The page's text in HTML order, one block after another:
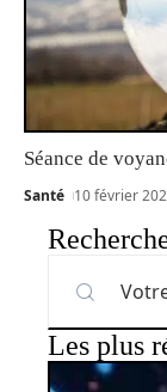
Séance de
Santé 10 février
Les plus